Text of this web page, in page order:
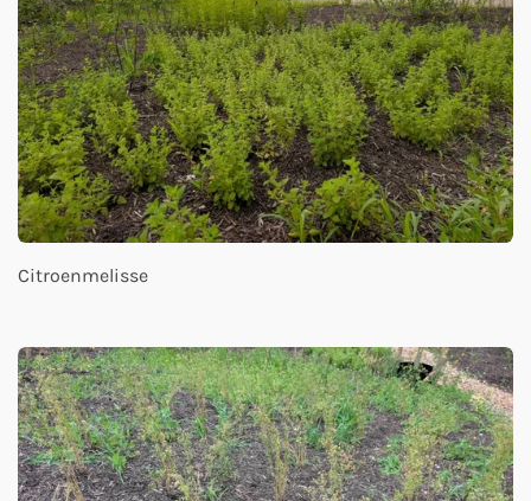
Citroenmelisse